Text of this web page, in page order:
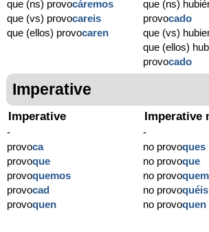
que (ns) provocáremos
que (vs) provocareis
que (ellos) provocaren
que (ns)
provocado
que (vs)
que (ellos)
provocado
Imperative
Imperative
-
provoca
provoque
provoquemos
provocad
provoquen
Imperative
-
no provoques
no provoque
no provo
no provoquéis
no provoquen